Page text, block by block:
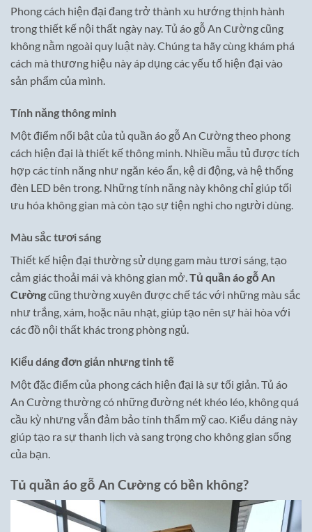
Phong cách hiện đại đang trở thành xu hướng thịnh hành
trong thiết kế nội thất ngày nay. Tủ áo gỗ An Cường cũng
không nằm ngoài quy luật này. Chúng ta hãy cùng khám phá
cách mà thương hiệu này áp dụng các yếu tố hiện đại vào
sản phẩm của mình.
Tính năng thông minh
Một điểm nổi bật của tủ quần áo gỗ An Cường theo phong
cách hiện đại là thiết kế thông minh. Nhiều mẫu tủ được tích
hợp các tính năng như ngăn kéo ẩn, kệ di động, và hệ thống
đèn LED bên trong. Những tính năng này không chỉ giúp tối
ưu hóa không gian mà còn tạo sự tiện nghi cho người dùng.
Màu sắc tươi sáng
Thiết kế hiện đại thường sử dụng gam màu tươi sáng, tạo
cảm giác thoải mái và không gian mở. Tủ quần áo gỗ An
Cườngcũng thường xuyên được chế tác với những màu sắc
như trắng, xám, hoặc nâu nhạt, giúp tạo nên sự hài hòa với
các đồ nội thất khác trong phòng ngủ.
Kiểu dáng đơn giản nhưng tinh tế
Một đặc điểm của phong cách hiện đại là sự tối giản. Tủ áo
An Cường thường có những đường nét khéo léo, không quá
cầu kỳ nhưng vẫn đảm bảo tính thẩm mỹ cao. Kiểu dáng này
giúp tạo ra sự thanh lịch và sang trọng cho không gian sống
của bạn.
Tủ quần áo gỗ An Cường có bền không?